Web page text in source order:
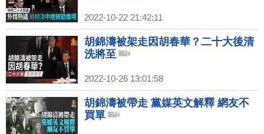
2022-10-22 21:42:11
胡錦濤被架走因胡春華？二十大後清
洗將至
2022-10-26 13:01:58
胡錦濤被帶走 黨媒英文解釋 網友不
買單